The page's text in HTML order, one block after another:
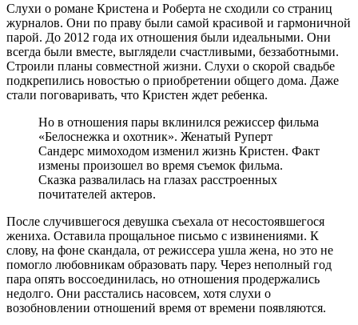
Слухи о романе Кристена и Роберта не сходили со страниц
журналов. Они по праву были самой красивой и гармоничной
парой. До 2012 года их отношения были идеальными. Они
всегда были вместе, выглядели счастливыми, беззаботными.
Строили планы совместной жизни. Слухи о скорой свадьбе
подкрепились новостью о приобретении общего дома. Даже
стали поговаривать, что Кристен ждет ребенка.
Но в отношения пары вклинился режиссер фильма
«Белоснежка и охотник». Женатый Руперт
Сандерс мимоходом изменил жизнь Кристен. Факт
измены произошел во время съемок фильма.
Сказка развалилась на глазах расстроенных
почитателей актеров.
После случившегося девушка съехала от несостоявшегося
жениха. Оставила прощальное письмо с извинениями. К
слову, на фоне скандала, от режиссера ушла жена, но это не
помогло любовникам образовать пару. Через неполный год
пара опять воссоединилась, но отношения продержались
недолго. Они расстались насовсем, хотя слухи о
возобновлении отношений время от времени появляются.